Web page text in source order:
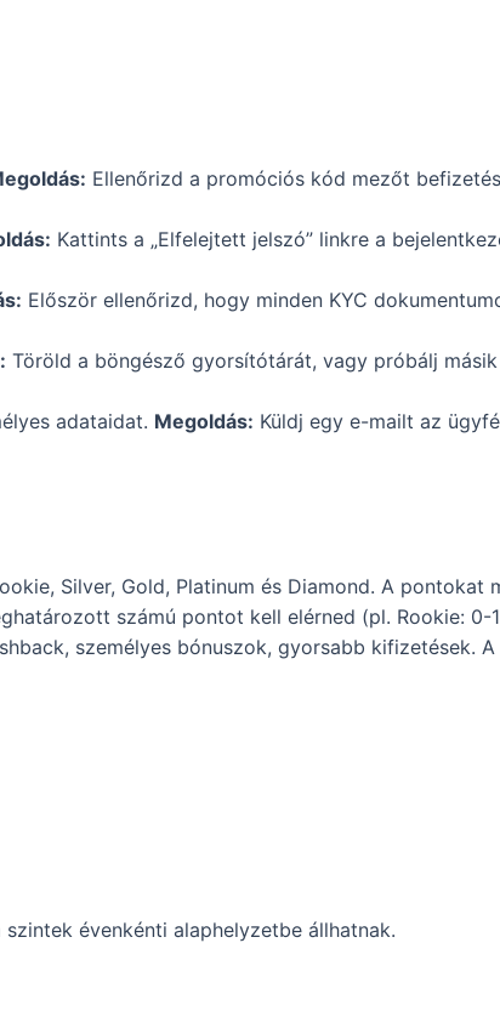
Ellenőrizd a promóciós kód mezőt
Kattints a „Elfelejtett jelszó” linkre a
Először ellenőrizd, hogy minden KYC
Töröld a böngésző gyorsítótárát, vagy próbálj
adataidat. Megoldás: Küldj egy e-mailt az
Silver, Gold, Platinum és Diamond. A
számú pontot kell elérned (pl. Rookie:
személyes bónuszok, gyorsabb kifizetések.
évenkénti alaphelyzetbe állhatnak.